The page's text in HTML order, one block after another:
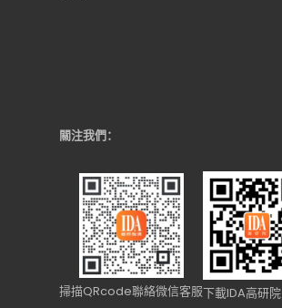
關注我們：
掃描QRcode聯絡微信客服下載IDA高研院